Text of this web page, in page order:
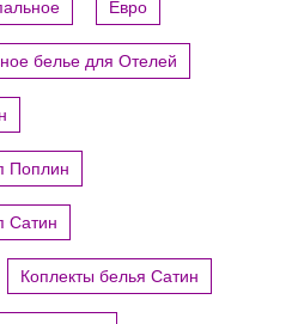
Евро
белье для Отелей
Поплин
Сатин
Коплекты белья Сатин